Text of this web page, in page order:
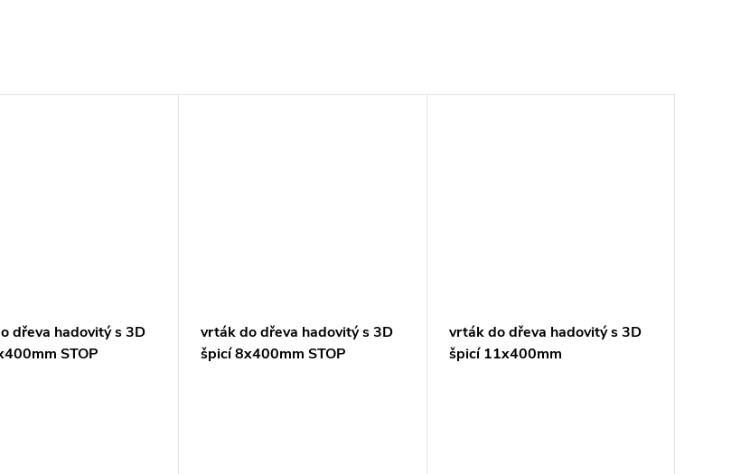
dřeva hadovitý s 3D
STOP
vrták do dřeva hadovitý s 3D
špicí 8x400mm STOP
vrták do dřeva hadovitý s 3D
špicí 11x400mm